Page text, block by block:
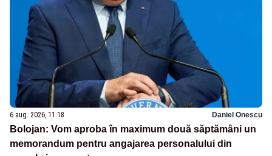
6 aug. 2026, 11:18 Daniel Onescu
Bolojan: Vom aproba în maximum două săptămâni un
memorandum pentru angajarea personalului din